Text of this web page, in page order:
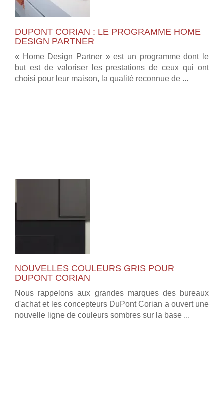
DUPONT CORIAN : LE PROGRAMME HOME
DESIGN PARTNER
« Home Design Partner » est un programme dont le
but est de valoriser les prestations de ceux qui ont
choisi pour leur maison, la qualité reconnue de ...
NOUVELLES COULEURS GRIS POUR
DUPONT CORIAN
Nous rappelons aux grandes marques des bureaux
d'achat et les concepteurs DuPont Corian a ouvert une
nouvelle ligne de couleurs sombres sur la base ...